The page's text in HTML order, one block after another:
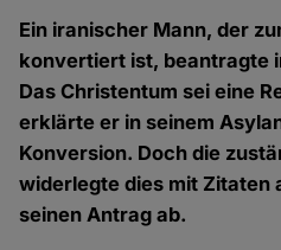
Ein iranischer Mann, der
konvertiert ist, beantragte
Das Christentum sei eine
erklärte er in seinem
Konversion. Doch die
widerlegte dies mit Zitaten
seinen Antrag ab.